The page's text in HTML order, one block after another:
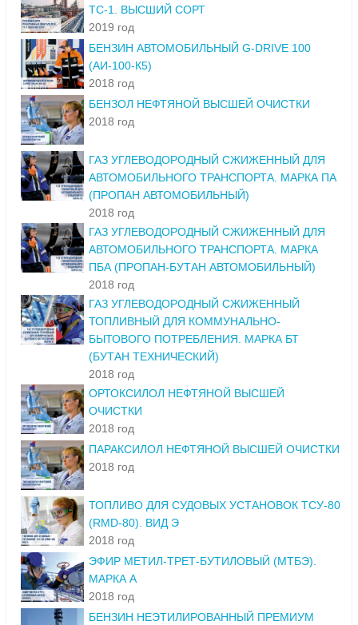
ТС-1. ВЫСШИЙ СОРТ
2019 год
БЕНЗИН АВТОМОБИЛЬНЫЙ G-DRIVE 100
(АИ-100-К5)
2018 год
БЕНЗОЛ НЕФТЯНОЙ ВЫСШЕЙ ОЧИСТКИ
2018 год
ГАЗ УГЛЕВОДОРОДНЫЙ СЖИЖЕННЫЙ ДЛЯ
АВТОМОБИЛЬНОГО ТРАНСПОРТА. МАРКА ПА
(ПРОПАН АВТОМОБИЛЬНЫЙ)
2018 год
ГАЗ УГЛЕВОДОРОДНЫЙ СЖИЖЕННЫЙ ДЛЯ
АВТОМОБИЛЬНОГО ТРАНСПОРТА. МАРКА
ПБА (ПРОПАН-БУТАН АВТОМОБИЛЬНЫЙ)
2018 год
ГАЗ УГЛЕВОДОРОДНЫЙ СЖИЖЕННЫЙ
ТОПЛИВНЫЙ ДЛЯ КОММУНАЛЬНО-
БЫТОВОГО ПОТРЕБЛЕНИЯ. МАРКА БТ
(БУТАН ТЕХНИЧЕСКИЙ)
2018 год
ОРТОКСИЛОЛ НЕФТЯНОЙ ВЫСШЕЙ
ОЧИСТКИ
2018 год
ПАРАКСИЛОЛ НЕФТЯНОЙ ВЫСШЕЙ ОЧИСТКИ
2018 год
ТОПЛИВО ДЛЯ СУДОВЫХ УСТАНОВОК ТСУ-80
(RMD-80). ВИД Э
2018 год
ЭФИР МЕТИЛ-ТРЕТ-БУТИЛОВЫЙ (МТБЭ).
МАРКА А
2018 год
БЕНЗИН НЕЭТИЛИРОВАННЫЙ ПРЕМИУМ